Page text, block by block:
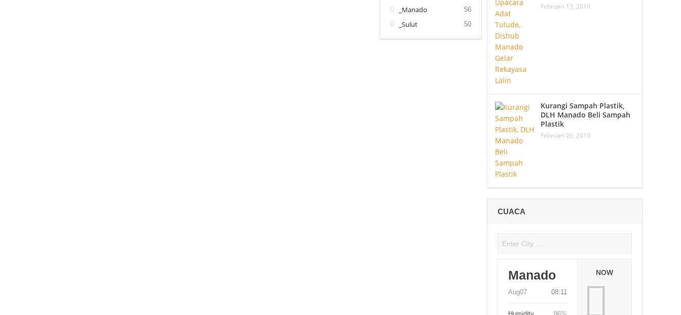
_Manado 56
_Sulut 50
Februari 13, 2019
Kurangi Sampah Plastik,
DLH Manado Beli Sampah
Plastik
Februari 26, 2019
CUACA
Manado
Aug07 08:11
NOW